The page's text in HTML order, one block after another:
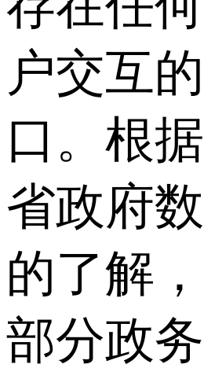
户交互
口。根
省政府
的了解
部分政